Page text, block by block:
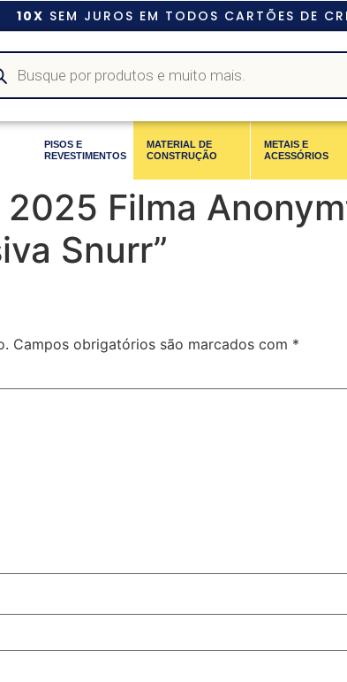
10X SEM JUROS EM TODOS CARTÕES DE
PISOS E
REVESTIMENTOS
MATERIAL DE
CONSTRUÇÃO
METAIS E
ACESSÓRIOS
Filma
Snurr”
Campos obrigatórios são marcados com *